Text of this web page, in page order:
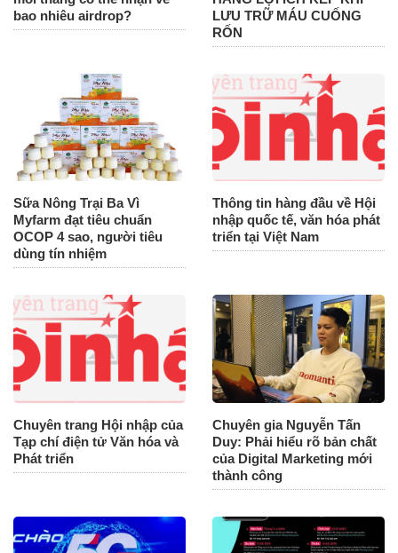
bao nhiêu airdrop?
LƯU TRỮ MÁU CUỐNG
RỐN
Sữa Nông Trại Ba Vì
Myfarm đạt tiêu chuẩn
OCOP 4 sao, người tiêu
dùng tín nhiệm
Thông tin hàng đầu về Hội
nhập quốc tế, văn hóa phát
triển tại Việt Nam
Chuyên trang Hội nhập của
Tạp chí điện tử Văn hóa và
Phát triển
Chuyên gia Nguyễn Tấn
Duy: Phải hiểu rõ bản chất
của Digital Marketing mới
thành công